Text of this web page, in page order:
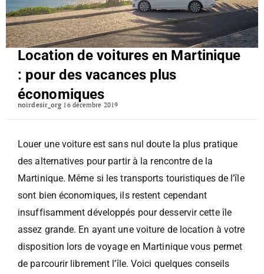
Location de voitures en Martinique
: pour des vacances plus
économiques
noirdesir_org 16 décembre 2019
Louer une voiture est sans nul doute la plus pratique
des alternatives pour partir à la rencontre de la
Martinique. Même si les transports touristiques de l’île
sont bien économiques, ils restent cependant
insuffisamment développés pour desservir cette île
assez grande. En ayant une voiture de location à votre
disposition lors de voyage en Martinique vous permet
de parcourir librement l’île. Voici quelques conseils